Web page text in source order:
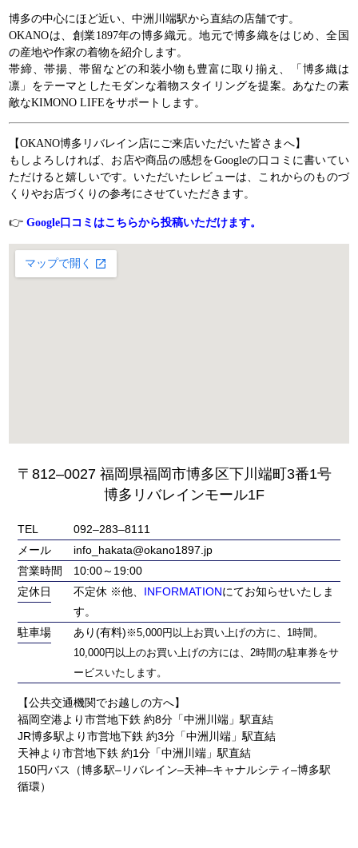
博多の中心にほど近い、中洲川端駅から直結の店舗です。
OKANOは、創業1897年の博多織元。地元で博多織をはじめ、全国
の産地や作家の着物を紹介します。
帯締、帯揚、帯留などの和装小物も豊富に取り揃え、「博多織は
凛」をテーマとしたモダンな着物スタイリングを提案。あなたの素
敵なKIMONO LIFEをサポートします。
【OKANO博多リバレイン店にご来店いただいた皆さまへ】
もしよろしければ、お店や商品の感想をGoogleの口コミに書いてい
ただけると嬉しいです。いただいたレビューは、これからのものづ
くりやお店づくりの参考にさせていただきます。
👉 Google口コミはこちらから投稿いただけます。
〒812‒0027 福岡県福岡市博多区下川端町3番1号
博多リバレインモール1F
TEL
092‒283‒8111
メール
info_hakata@okano1897.jp
営業時間
10:00～19:00
定休日
不定休 ※他、 INFORMATIONにてお知らせいたしま
す。
駐車場
あり(有料) ※5,000円以上お買い上げの方に、1時間。
10,000円以上のお買い上げの方には、2時間の駐車券をサ
ービスいたします。
【公共交通機関でお越しの方へ】
福岡空港より市営地下鉄 約8分「中洲川端」駅直結
JR博多駅より市営地下鉄 約3分「中洲川端」駅直結
天神より市営地下鉄 約1分「中洲川端」駅直結
150円バス（博多駅‒リバレイン‒天神‒キャナルシティ‒博多駅
循環）